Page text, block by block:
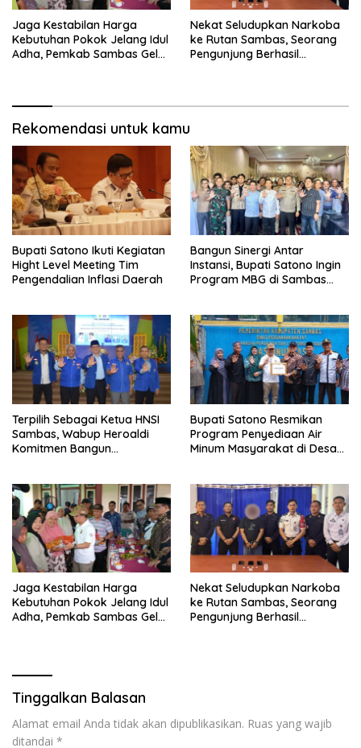
Jaga Kestabilan Harga
Kebutuhan Pokok Jelang Idul
Adha, Pemkab Sambas Gelar
Nekat Seludupkan Narkoba
ke Rutan Sambas, Seorang
Pengunjung Berhasil
Rekomendasi untuk kamu
Bupati Satono Ikuti Kegiatan
Hight Level Meeting Tim
Pengendalian Inflasi Daerah
Bangun Sinergi Antar
Instansi, Bupati Satono Ingin
Program MBG di Sambas
Terpilih Sebagai Ketua HNSI
Sambas, Wabup Heroaldi
Komitmen Bangun
Bupati Satono Resmikan
Program Penyediaan Air
Minum Masyarakat di Desa
Jaga Kestabilan Harga
Kebutuhan Pokok Jelang Idul
Adha, Pemkab Sambas Gelar
Nekat Seludupkan Narkoba
ke Rutan Sambas, Seorang
Pengunjung Berhasil
Tinggalkan Balasan
Alamat email Anda tidak akan dipublikasikan. Ruas yang wajib
ditandai *